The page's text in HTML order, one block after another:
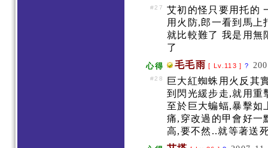
#27
艾初的怪只要用托的
用火防,郎一看到馬上
就比較難了 我是用無
了
心得 毛毛雨 [ Lv.113 ] ?
#28
巨大紅蜘蛛用火反其
到閃光緩步走,就用
至於巨大蝙蝠,暴擊如
痛,穿改過的甲會好一
高,要不然..就等著送